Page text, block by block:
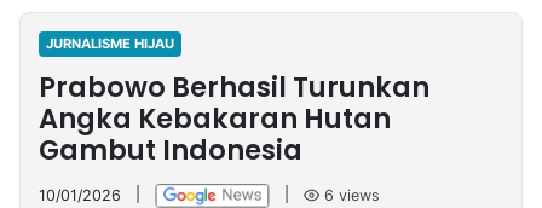
Nasional
International
Olahraga
Entertainment
Daerah
Pariwisata
Kuliner
Kolom
Network
JURNALISME HIJAU
Prabowo Berhasil Turunkan
Angka Kebakaran Hutan
Gambut Indonesia
10/01/2026 6 views